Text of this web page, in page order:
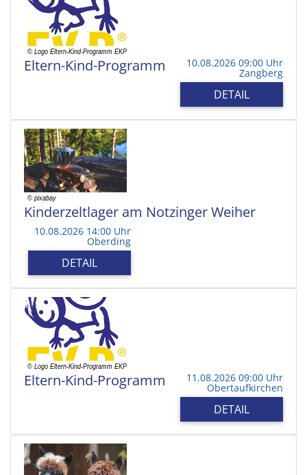
Eltern-Kind-Programm 10.08.2026 09:00 Uhr
Zangberg
DETAIL
Kinderzeltlager am Notzinger Weiher
10.08.2026 14:00 Uhr
Oberding
DETAIL
Eltern-Kind-Programm 11.08.2026 09:00 Uhr
Obertaufkirchen
DETAIL